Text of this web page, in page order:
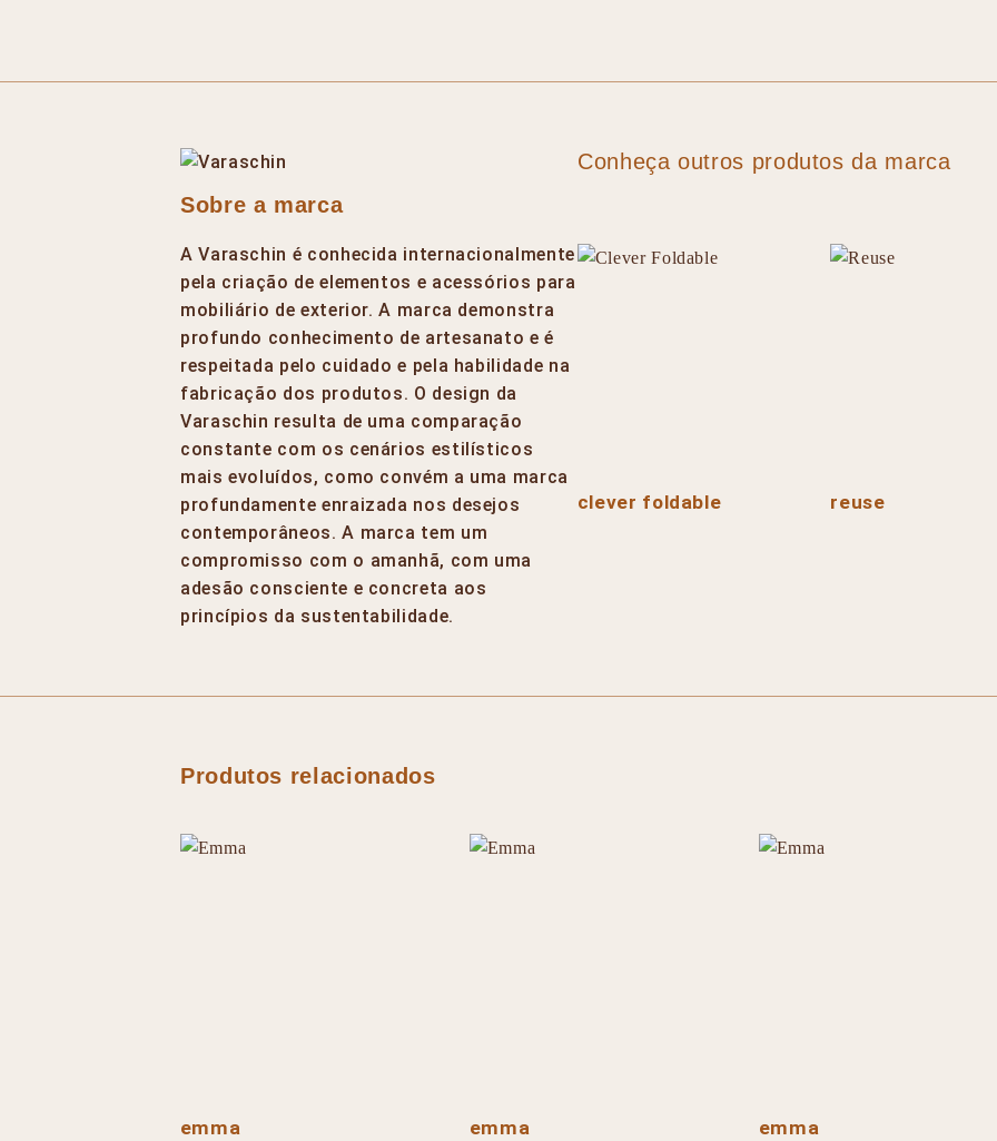
Sobre a marca
A Varaschin é conhecida internacionalmente
pela criação de elementos e acessórios para
mobiliário de exterior. A marca demonstra
profundo conhecimento de artesanato e é
respeitada pelo cuidado e pela habilidade na
fabricação dos produtos. O design da
Varaschin resulta de uma comparação
constante com os cenários estilísticos
mais evoluídos, como convém a uma marca
profundamente enraizada nos desejos
contemporâneos. A marca tem um
compromisso com o amanhã, com uma
adesão consciente e concreta aos
princípios da sustentabilidade.
Conheça outros produtos da marca
clever foldable reuse
Produtos relacionados
emma emma emma